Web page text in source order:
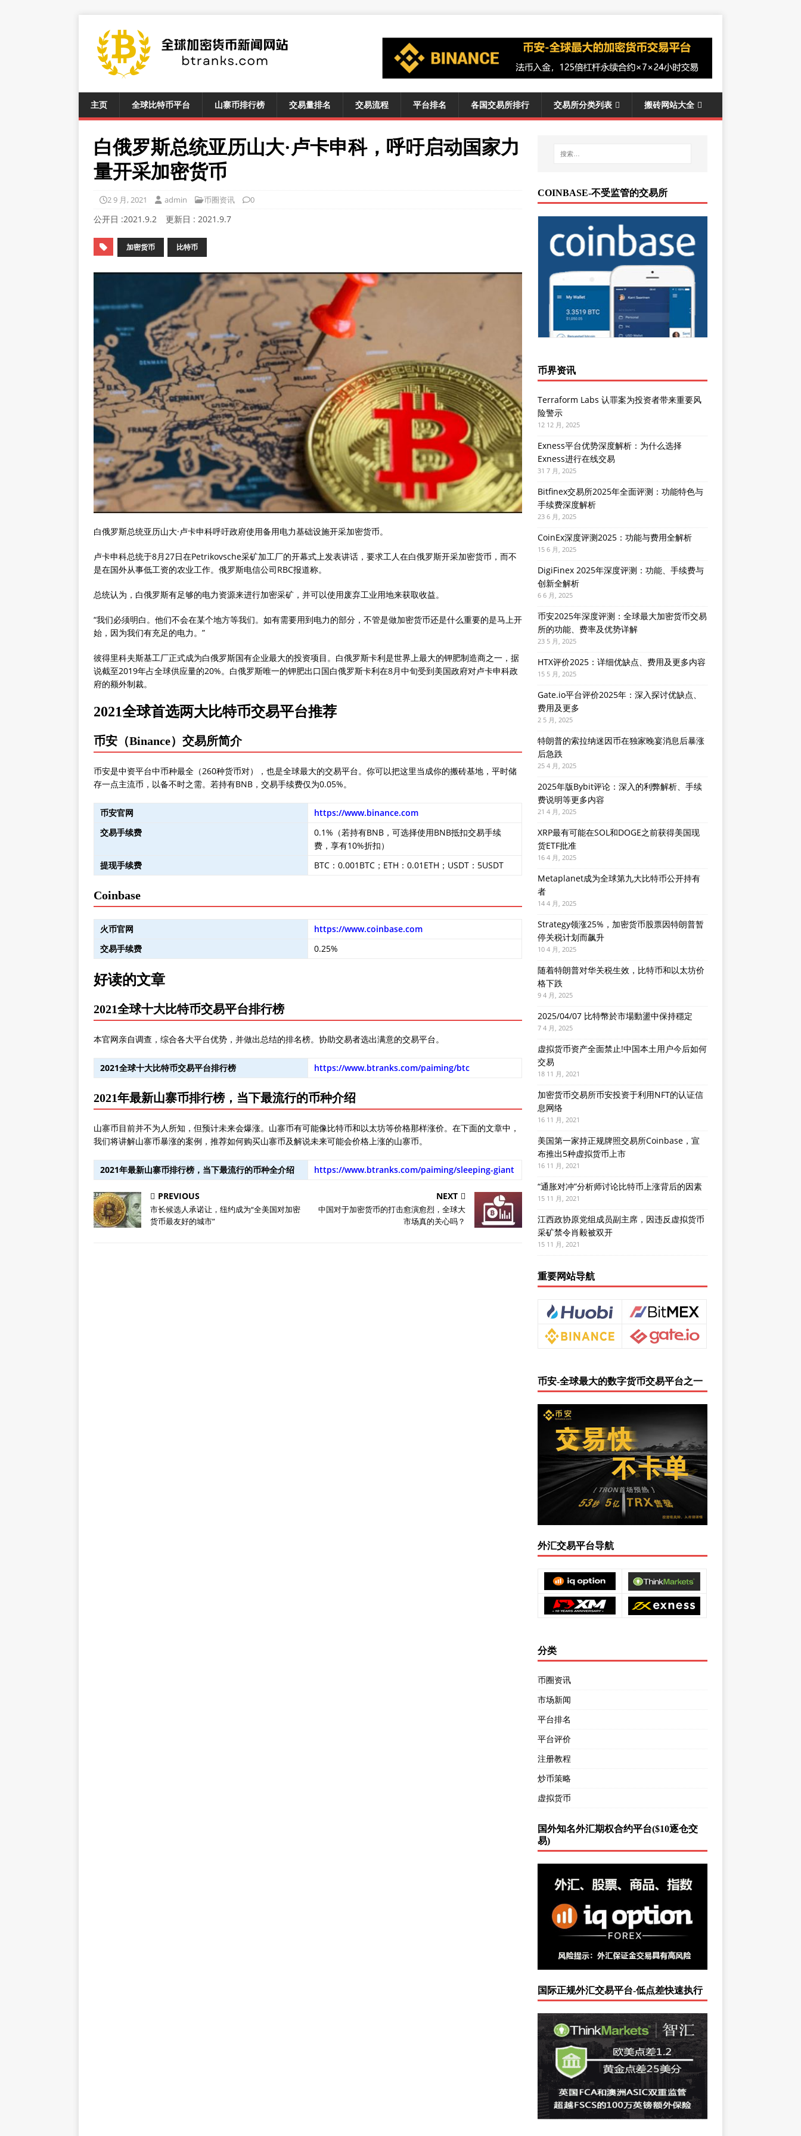
主页 全球比特币平台 山寨币排行榜 交易量排名 交易流程 平台排名 各国交易所排行 交易所分类列表 搬砖网站大全
白俄罗斯总统亚历山大·卢卡申科，呼吁启动国家力
量开采加密货币
2 9 月, 2021 admin 币圈资讯 0
公开日 :2021.9.2 更新日 : 2021.9.7
加密货币 比特币
白俄罗斯总统亚历山大·卢卡申科呼吁政府使用备用电力基础设施开采加密货币。
卢卡申科总统于8月27日在Petrikovsche采矿加工厂的开幕式上发表讲话，要求工人在白俄罗斯开采加密货币，而不
是在国外从事低工资的农业工作。俄罗斯电信公司RBC报道称。
总统认为，白俄罗斯有足够的电力资源来进行加密采矿，并可以使用废弃工业用地来获取收益。
“我们必须明白。他们不会在某个地方等我们。如有需要用到电力的部分，不管是做加密货币还是什么重要的是马上开
始，因为我们有充足的电力。”
彼得里科夫斯基工厂正式成为白俄罗斯国有企业最大的投资项目。白俄罗斯卡利是世界上最大的钾肥制造商之一，据
说截至2019年占全球供应量的20%。白俄罗斯唯一的钾肥出口国白俄罗斯卡利在8月中旬受到美国政府对卢卡申科政
府的额外制裁。
2021全球首选两大比特币交易平台推荐
币安（Binance）交易所简介
币安是中资平台中币种最全（260种货币对），也是全球最大的交易平台。你可以把这里当成你的搬砖基地，平时储
存一点主流币，以备不时之需。若持有BNB，交易手续费仅为0.05%。
币安官网
https://www.binance.com
交易手续费
0.1%（若持有BNB，可选择使用BNB抵扣交易手续
费，享有10%折扣）
提现手续费
BTC：0.001BTC；ETH：0.01ETH；USDT：5USDT
Coinbase
火币官网
https://www.coinbase.com
交易手续费
0.25%
好读的文章
2021全球十大比特币交易平台排行榜
本官网亲自调查，综合各大平台优势，并做出总结的排名榜。协助交易者选出满意的交易平台。
2021全球十大比特币交易平台排行榜 https://www.btranks.com/paiming/btc
2021年最新山寨币排行榜，当下最流行的币种介绍
山寨币目前并不为人所知，但预计未来会爆涨。山寨币有可能像比特币和以太坊等价格那样涨价。在下面的文章中，
我们将讲解山寨币暴涨的案例，推荐如何购买山寨币及解说未来可能会价格上涨的山寨币。
2021年最新山寨币排行榜，当下最流行的币种全介绍 https://www.btranks.com/paiming/sleeping-giant
PREVIOUS
市长候选人承诺让，纽约成为“全美国对加密
货币最友好的城市”
NEXT
中国对于加密货币的打击愈演愈烈，全球大
市场真的关心吗？
COINBASE-不受监管的交易所
币界资讯
Terraform Labs 认罪案为投资者带来重要风
险警示
12 12 月, 2025
Exness平台优势深度解析：为什么选择
Exness进行在线交易
31 7 月, 2025
Bitfinex交易所2025年全面评测：功能特色与
手续费深度解析
23 6 月, 2025
CoinEx深度评测2025：功能与费用全解析
15 6 月, 2025
DigiFinex 2025年深度评测：功能、手续费与
创新全解析
6 6 月, 2025
币安2025年深度评测：全球最大加密货币交易
所的功能、费率及优势详解
23 5 月, 2025
HTX评价2025：详细优缺点、费用及更多内容
15 5 月, 2025
Gate.io平台评价2025年：深入探讨优缺点、
费用及更多
2 5 月, 2025
特朗普的索拉纳迷因币在独家晚宴消息后暴涨
后急跌
25 4 月, 2025
2025年版Bybit评论：深入的利弊解析、手续
费说明等更多内容
21 4 月, 2025
XRP最有可能在SOL和DOGE之前获得美国现
货ETF批准
16 4 月, 2025
Metaplanet成为全球第九大比特币公开持有
者
14 4 月, 2025
Strategy领涨25%，加密货币股票因特朗普暂
停关税计划而飙升
10 4 月, 2025
随着特朗普对华关税生效，比特币和以太坊价
格下跌
9 4 月, 2025
2025/04/07 比特幣於市場動盪中保持穩定
7 4 月, 2025
虚拟货币资产全面禁止!中国本土用户今后如何
交易
18 11 月, 2021
加密货币交易所币安投资于利用NFT的认证信
息网络
16 11 月, 2021
美国第一家持正规牌照交易所Coinbase，宣
布推出5种虚拟货币上市
16 11 月, 2021
“通胀对冲”分析师讨论比特币上涨背后的因素
15 11 月, 2021
江西政协原党组成员副主席，因违反虚拟货币
采矿禁令肖毅被双开
15 11 月, 2021
重要网站导航
币安-全球最大的数字货币交易平台之一
外汇交易平台导航
分类
币圈资讯
市场新闻
平台排名
平台评价
注册教程
炒币策略
虚拟货币
国外知名外汇期权合约平台($10逐仓交
易)
国际正规外汇交易平台-低点差快速执行